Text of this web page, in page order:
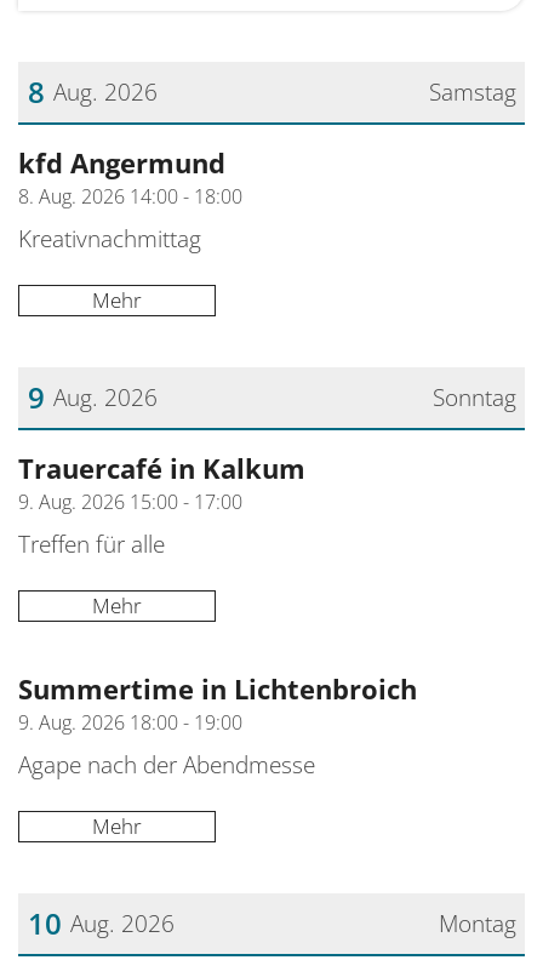
Samstag
8 Aug. 2026
Datum: 8. August 2026
kfd Angermund
8. Aug. 2026 14:00 - 18:00
Kreativnachmittag
Mehr
Sonntag
9 Aug. 2026
Datum: 9. August 2026
Trauercafé in Kalkum
9. Aug. 2026 15:00 - 17:00
Treffen für alle
Mehr
Summertime in Lichtenbroich
9. Aug. 2026 18:00 - 19:00
Agape nach der Abendmesse
Mehr
Montag
10 Aug. 2026